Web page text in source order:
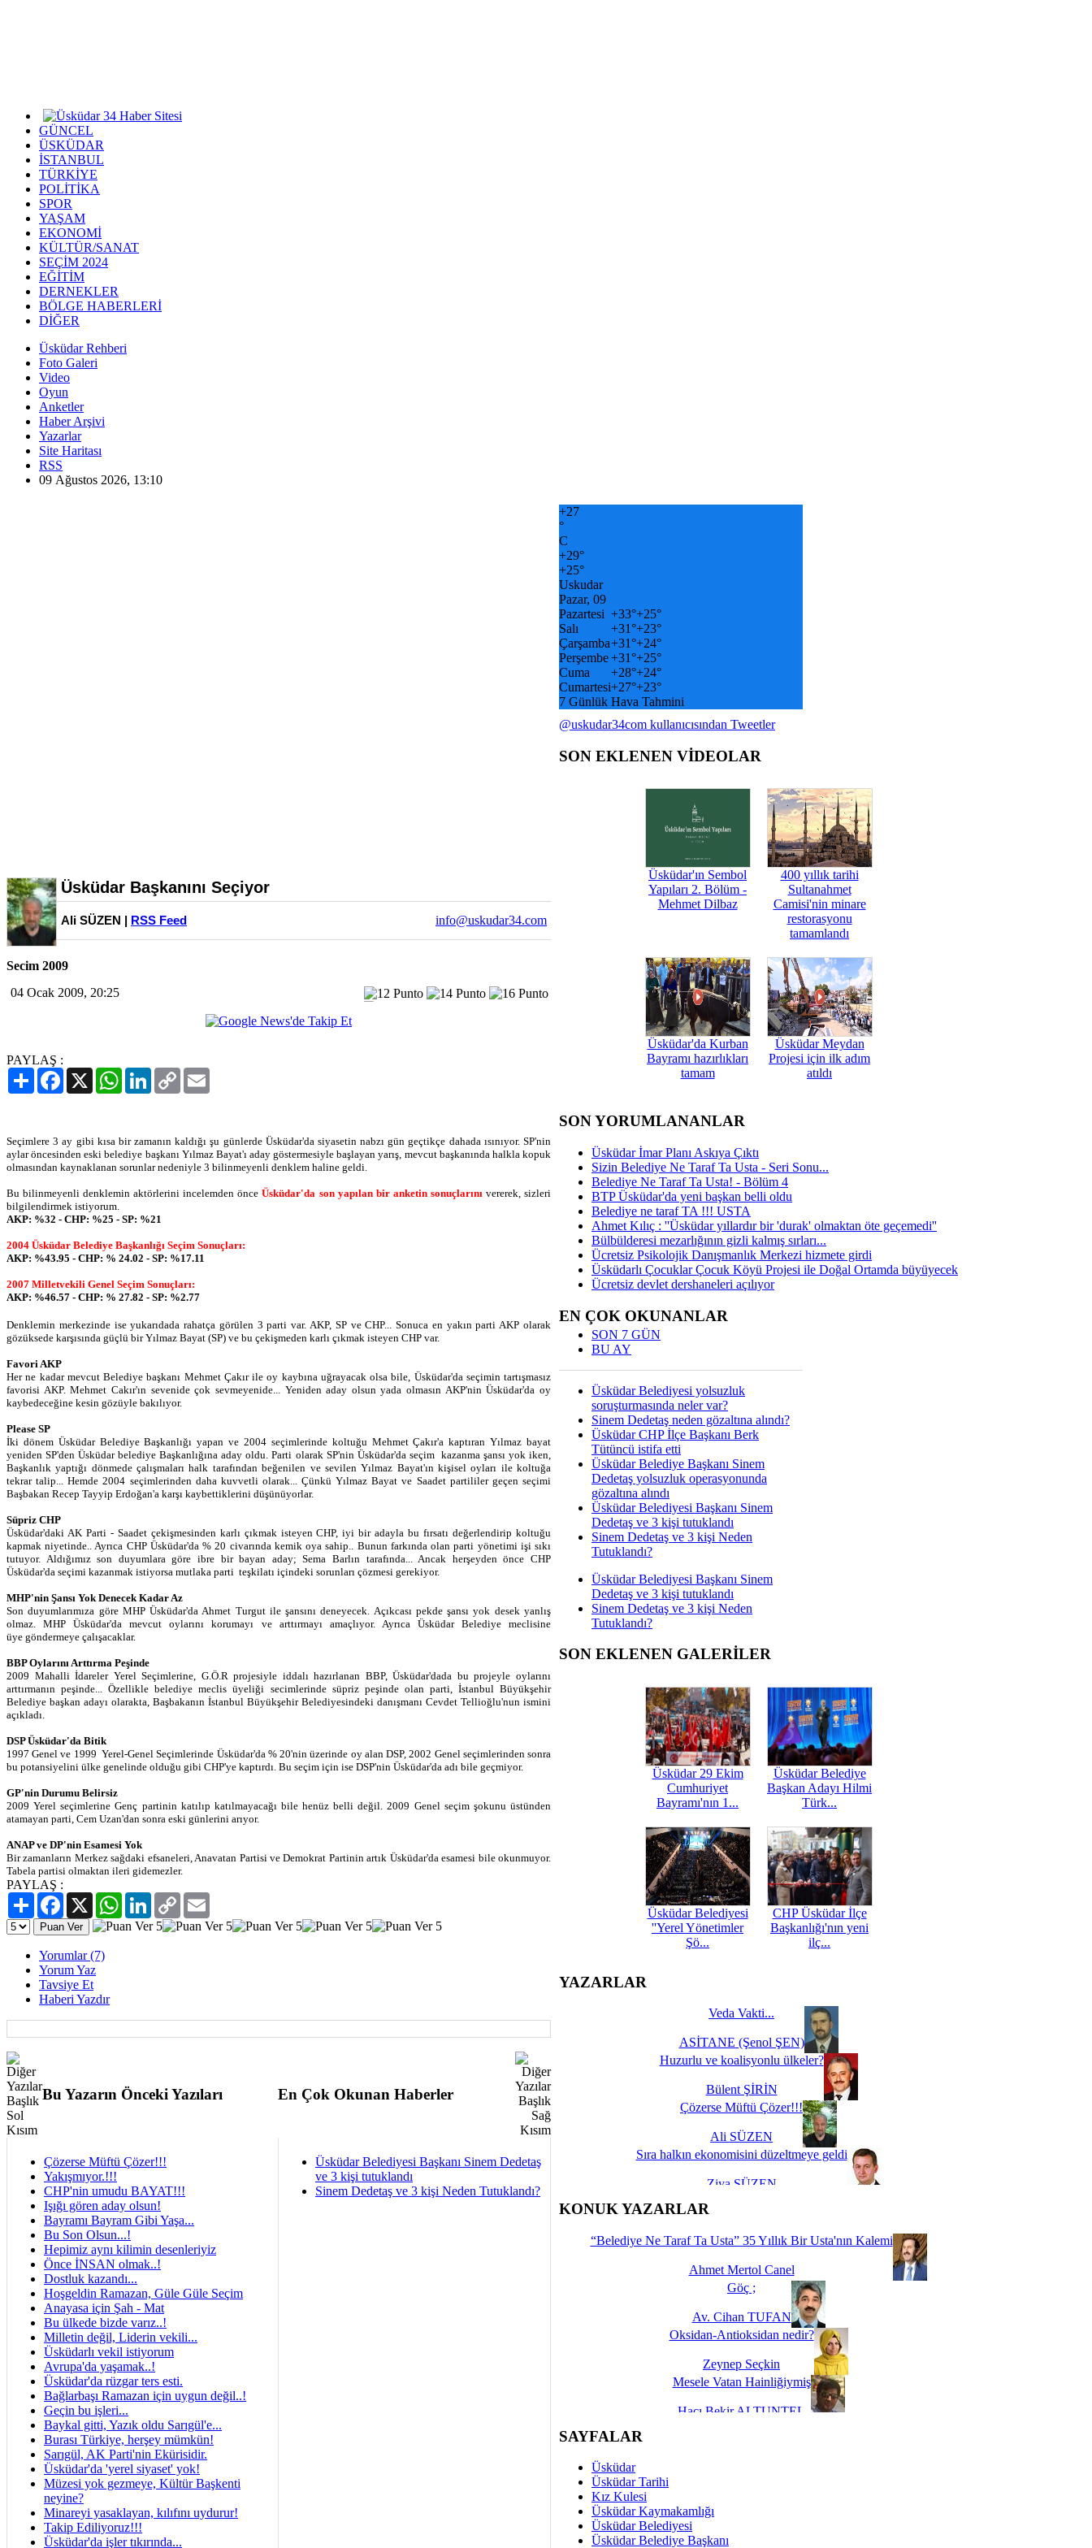
GÜNCEL
ÜSKÜDAR
İSTANBUL
TÜRKİYE
POLİTİKA
SPOR
YAŞAM
EKONOMİ
KÜLTÜR/SANAT
SEÇİM 2024
EĞİTİM
DERNEKLER
BÖLGE HABERLERİ
DİĞER
Üsküdar Rehberi
Foto Galeri
Video
Oyun
Anketler
Haber Arşivi
Yazarlar
Site Haritası
RSS
09 Ağustos 2026, 13:10
Üsküdar Başkanını Seçiyor
Ali SÜZEN | RSS Feed info@uskudar34.com
Secim 2009
04 Ocak 2009, 20:25
PAYLAŞ :
PaylaşFacebook
X WhatsAppLinkedIn
Copy
Link
Seçimlere 3 ay gibi kısa bir zamanın kaldığı şu günlerde Üsküdar'da siyasetin nabzı gün geçtikçe dahada ısınıyor. SP'nin
aylar öncesinden eski belediye başkanı Yılmaz Bayat'ı aday göstermesiyle başlayan yarış, mevcut başkanında halkla kopuk
olmasından kaynaklanan sorunlar nedeniyle 3 bilinmeyenli denklem haline geldi.
Bu bilinmeyenli denklemin aktörlerini incelemden önceÜsküdar'da son yapılan bir anketin sonuçlarınıvererek, sizleri
bilgilendirmek istiyorum.
AKP: %32 - CHP: %25 - SP: %21
2004 Üsküdar Belediye Başkanlığı Seçim Sonuçları:
AKP: %43.95 - CHP: % 24.02 - SP: %17.11
2007 Milletvekili Genel Seçim Sonuçları:
AKP: %46.57 - CHP: % 27.82 - SP: %2.77
Denklemin merkezinde ise yukarıdada rahatça görülen 3 parti var. AKP, SP ve CHP... Sonuca en yakın parti AKP olarak
gözüksede karşısında güçlü bir Yılmaz Bayat (SP) ve bu çekişmeden karlı çıkmak isteyen CHP var.
Favori AKP
Her ne kadar mevcut Belediye başkanı Mehmet Çakır ile oy kaybına uğrayacak olsa bile, Üsküdar'da seçimin tartışmasız
favorisi AKP. Mehmet Cakır'ın sevenide çok sevmeyenide... Yeniden aday olsun yada olmasın AKP'nin Üsküdar'da oy
kaybedeceğine kesin gözüyle bakılıyor.
Please SP
İki dönem Üsküdar Belediye Başkanlığı yapan ve 2004 seçimlerinde koltuğu Mehmet Çakır'a kaptıran Yılmaz bayat
yeniden SP'den Üsküdar belediye Başkanlığına aday oldu. Parti olarak SP'nin Üsküdar'da seçim kazanma şansı yok iken,
Başkanlık yaptığı dönmede çalışmaları halk tarafından beğenilen ve sevilen Yılmaz Bayat'ın kişisel oyları ile koltuğa
tekrar talip... Hemde 2004 seçimlerinden daha kuvvetli olarak... Çünkü Yılmaz Bayat ve Saadet partililer geçen seçimi
Başbakan Recep Tayyip Erdoğan'a karşı kaybettiklerini düşünüyorlar.
Süpriz CHP
Üsküdar'daki AK Parti - Saadet çekişmesinden karlı çıkmak isteyen CHP, iyi bir adayla bu fırsatı değerlendirip koltuğu
kapmak niyetinde.. Ayrıca CHP Üsküdar'da % 20 civarında kemik oya sahip.. Bunun farkında olan parti yönetimi işi sıkı
tutuyor. Aldığımız son duyumlara göre ibre bir bayan aday; Sema Barlın tarafında... Ancak herşeyden önce CHP
Üsküdar'da seçimi kazanmak istiyorsa mutlaka parti teşkilatı içindeki sorunları çözmesi gerekiyor.
MHP'nin Şansı Yok Denecek Kadar Az
Son duyumlarımıza göre MHP Üsküdar'da Ahmet Turgut ile şansını deneyecek. Açıkcası pekde şansı yok desek yanlış
olmaz. MHP Üsküdar'da mevcut oylarını korumayı ve arttırmayı amaçlıyor. Ayrıca Üsküdar Belediye meclisine
üye göndermeye çalışacaklar.
BBP Oylarını Arttırma Peşinde
2009 Mahalli İdareler Yerel Seçimlerine, G.Ö.R projesiyle iddalı hazırlanan BBP, Üsküdar'dada bu projeyle oylarını
arttırmanın peşinde... Özellikle belediye meclis üyeliği secimlerinde süpriz peşinde olan parti, İstanbul Büyükşehir
Belediye başkan adayı olarakta, Başbakanın İstanbul Büyükşehir Belediyesindeki danışmanı Cevdet Tellioğlu'nun ismini
açıkladı.
DSP Üsküdar'da Bitik
1997 Genel ve 1999 Yerel-Genel Seçimlerinde Üsküdar'da % 20'nin üzerinde oy alan DSP, 2002 Genel seçimlerinden sonra
bu potansiyelini ülke genelinde olduğu gibi CHP'ye kaptırdı. Bu seçim için ise DSP'nin Üsküdar'da adı bile geçmiyor.
GP'nin Durumu Belirsiz
2009 Yerel seçimlerine Genç partinin katılıp katılmayacağı bile henüz belli değil. 2009 Genel seçim şokunu üstünden
atamayan parti, Cem Uzan'dan sonra eski günlerini arıyor.
ANAP ve DP'nin Esamesi Yok
Bir zamanların Merkez sağdaki efsaneleri, Anavatan Partisi ve Demokrat Partinin artık Üsküdar'da esamesi bile okunmuyor.
Tabela partisi olmaktan ileri gidemezler.
PAYLAŞ :
PaylaşFacebook
X WhatsAppLinkedIn
Copy
Link
Yorumlar (7)
Yorum Yaz
Tavsiye Et
Haberi Yazdır
Bu Yazarın Önceki Yazıları En Çok Okunan Haberler
Çözerse Müftü Çözer!!!
Yakışmıyor.!!!
CHP'nin umudu BAYAT!!!
Işığı gören aday olsun!
Bayramı Bayram Gibi Yaşa...
Bu Son Olsun...!
Hepimiz aynı kilimin desenleriyiz
Önce İNSAN olmak..!
Dostluk kazandı...
Hoşgeldin Ramazan, Güle Güle Seçim
Anayasa için Şah - Mat
Bu ülkede bizde varız..!
Milletin değil, Liderin vekili...
Üsküdarlı vekil istiyorum
Avrupa'da yaşamak..!
Üsküdar'da rüzgar ters esti.
Bağlarbaşı Ramazan için uygun değil..!
Geçin bu işleri...
Baykal gitti, Yazık oldu Sarıgül'e...
Burası Türkiye, herşey mümkün!
Sarıgül, AK Parti'nin Ekürisidir.
Üsküdar'da 'yerel siyaset' yok!
Müzesi yok gezmeye, Kültür Başkenti
neyine?
Minareyi yasaklayan, kılıfını uydurur!
Takip Ediliyoruz!!!
Üsküdar'da işler tıkırında...
Üsküdar Belediyesi Başkanı Sinem Dedetaş
ve 3 kişi tutuklandı
Sinem Dedetaş ve 3 kişi Neden Tutuklandı?
+27
°
C
+29°
+25°
Uskudar
Pazar, 09
Pazartesi +33°+25°
Salı
+31°+23°
Çarşamba+31°+24°
Perşembe+31°+25°
Cuma
+28°+24°
Cumartesi+27°+23°
7 Günlük Hava Tahmini
@uskudar34com kullanıcısından Tweetler
SON EKLENEN VİDEOLAR
Üsküdar'ın Sembol
Yapıları 2. Bölüm -
Mehmet Dilbaz
400 yıllık tarihi
Sultanahmet
Camisi'nin minare
restorasyonu
tamamlandı
Üsküdar'da Kurban
Bayramı hazırlıkları
tamam
Üsküdar Meydan
Projesi için ilk adım
atıldı
SON YORUMLANANLAR
Üsküdar İmar Planı Askıya Çıktı
Sizin Belediye Ne Taraf Ta Usta - Seri Sonu...
Belediye Ne Taraf Ta Usta! - Bölüm 4
BTP Üsküdar'da yeni başkan belli oldu
Belediye ne taraf TA !!! USTA
Ahmet Kılıç : ''Üsküdar yıllardır bir 'durak' olmaktan öte geçemedi''
Bülbülderesi mezarlığının gizli kalmış sırları...
Ücretsiz Psikolojik Danışmanlık Merkezi hizmete girdi
Üsküdarlı Çocuklar Çocuk Köyü Projesi ile Doğal Ortamda büyüyecek
Ücretsiz devlet dershaneleri açılıyor
EN ÇOK OKUNANLAR
SON 7 GÜN
BU AY
Üsküdar Belediyesi yolsuzluk
soruşturmasında neler var?
Sinem Dedetaş neden gözaltına alındı?
Üsküdar CHP İlçe Başkanı Berk
Tütüncü istifa etti
Üsküdar Belediye Başkanı Sinem
Dedetaş yolsuzluk operasyonunda
gözaltına alındı
Üsküdar Belediyesi Başkanı Sinem
Dedetaş ve 3 kişi tutuklandı
Sinem Dedetaş ve 3 kişi Neden
Tutuklandı?
Üsküdar Belediyesi Başkanı Sinem
Dedetaş ve 3 kişi tutuklandı
Sinem Dedetaş ve 3 kişi Neden
Tutuklandı?
SON EKLENEN GALERİLER
Üsküdar 29 Ekim
Cumhuriyet
Bayramı'nın 1...
Üsküdar Belediye
Başkan Adayı Hilmi
Türk...
Üsküdar Belediyesi
''Yerel Yönetimler
Şö...
CHP Üsküdar İlçe
Başkanlığı'nın yeni
ilç...
YAZARLAR
Veda Vakti...
ASİTANE (Şenol ŞEN)
Huzurlu ve koalisyonlu ülkeler?
Bülent ŞİRİN
Çözerse Müftü Çözer!!!
Ali SÜZEN
Sıra halkın ekonomisini düzeltmeye geldi
Ziya SÜZEN
İşte Biz buyuz...
KONUK YAZARLAR
“Belediye Ne Taraf Ta Usta” 35 Yıllık Bir Usta'nın Kalemi
Ahmet Mertol Canel
Göç ;
Av. Cihan TUFAN
Oksidan-Antioksidan nedir?
Zeynep Seçkin
Mesele Vatan Hainliğiymiş
Hacı Bekir ALTUNTEL
Dünya Fani, Ama Kısa Bir Süre De Olsa Burdayız
Savaş ŞENEL
Hukukun Adaleti Kalmadı Üstadım!
SAYFALAR
Üsküdar
Üsküdar Tarihi
Kız Kulesi
Üsküdar Kaymakamlığı
Üsküdar Belediyesi
Üsküdar Belediye Başkanı